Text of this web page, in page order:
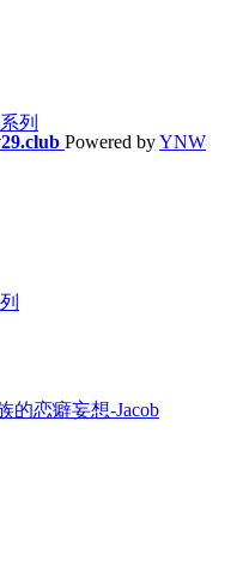
Powered byYNW